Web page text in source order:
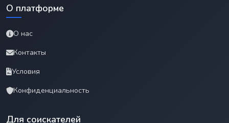
О платформе
О нас
Контакты
Условия
Конфиденциальность
Для соискателей